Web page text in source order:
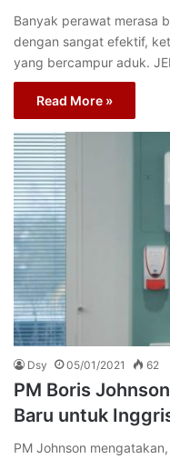
Banyak perawat merasa
dengan sangat efektif,
yang bercampur aduk.
Read More »
Dsy 05/01/2021 62
PM Boris
Baru untuk
PM Johnson